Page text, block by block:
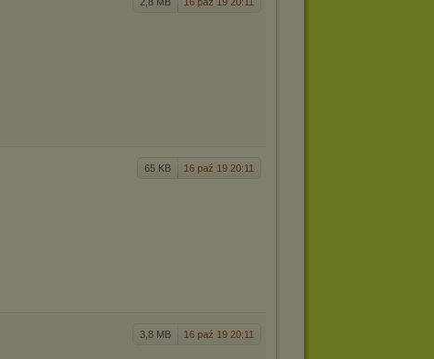
65 KB 16 paź 19 20:11
3,8 MB 16 paź 19 20:11